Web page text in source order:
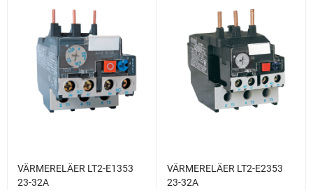
VÄRMERELÄER LT2-E1353
23-32A
VÄRMERELÄER LT2-E2353
23-32A